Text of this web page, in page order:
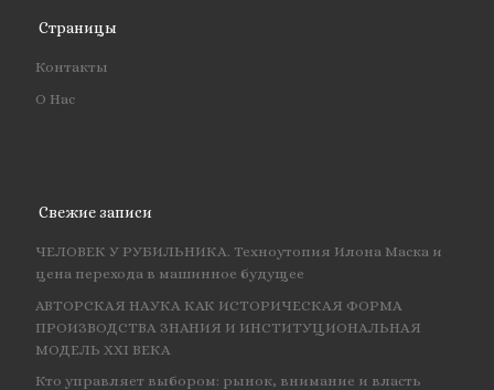
Страницы
Контакты
О Нас
Свежие записи
ЧЕЛОВЕК У РУБИЛЬНИКА. Техноутопия Илона Маска и
цена перехода в машинное будущее
АВТОРСКАЯ НАУКА КАК ИСТОРИЧЕСКАЯ ФОРМА
ПРОИЗВОДСТВА ЗНАНИЯ И ИНСТИТУЦИОНАЛЬНАЯ
МОДЕЛЬ XXI ВЕКА
Кто управляет выбором: рынок, внимание и власть